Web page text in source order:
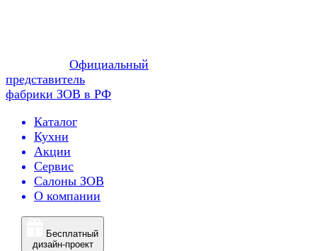
Официальный
представитель
фабрики ЗОВ в РФ
Каталог
Кухни
Акции
Сервис
Салоны ЗОВ
О компании
Бесплатный
дизайн-проект